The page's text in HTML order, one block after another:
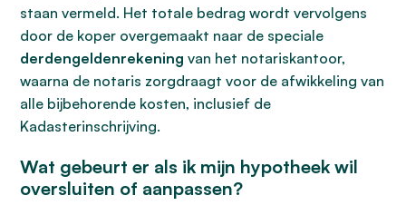
staan vermeld. Het totale bedrag wordt vervolgens
door de koper overgemaakt naar de speciale
derdengeldenrekening van het notariskantoor,
waarna de notaris zorgdraagt voor de afwikkeling van
alle bijbehorende kosten, inclusief de
Kadasterinschrijving.
Wat gebeurt er als ik mijn hypotheek wil
oversluiten of aanpassen?